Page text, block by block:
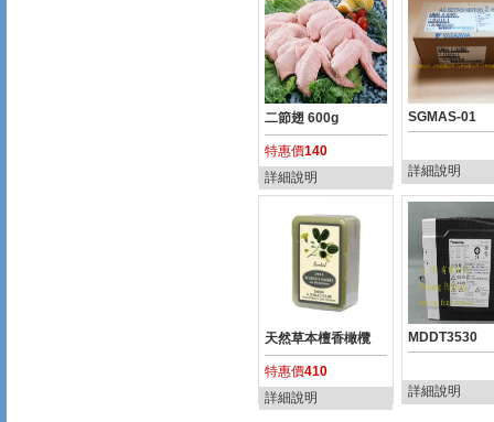
二節翅 600g
特惠價140
詳細說明
SGMAS-01
詳細說明
天然草本檀香橄欖
特惠價410
詳細說明
MDDT3530
詳細說明